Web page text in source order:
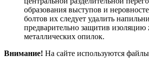
образования выступов и
болтов их следует удалить
предварительно защитив
металлических опилок.
Внимание! На сайте используются